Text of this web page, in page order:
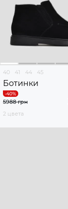
40 41 44 45
Ботинки
5988 грн
2 цвета